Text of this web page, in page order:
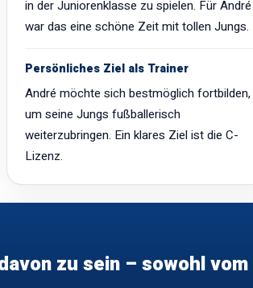
in der Juniorenklasse zu spielen. Für André
war das eine schöne Zeit mit tollen Jungs.
Persönliches Ziel als Trainer
André möchte sich bestmöglich fortbilden,
um seine Jungs fußballerisch
weiterzubringen. Ein klares Ziel ist die C-
Lizenz.
zu sein – sowohl vom